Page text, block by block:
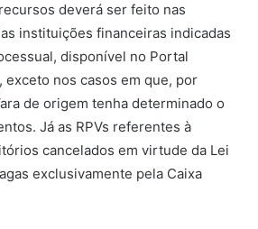
deverá ser feito nas
instituições financeiras indicadas
disponível no Portal
exceto nos casos em que, por
de origem tenha determinado o
Já as RPVs referentes à
cancelados em virtude da Lei
exclusivamente pela Caixa